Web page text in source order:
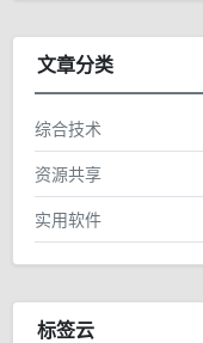
文章分类
综合技术
资源共享
实用软件
标签云